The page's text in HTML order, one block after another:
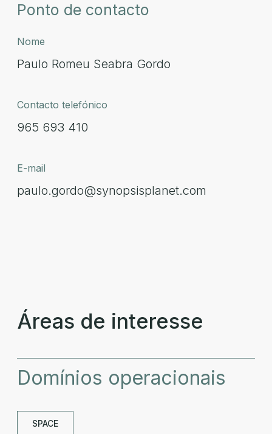
Ponto de contacto
Nome
Paulo Romeu Seabra Gordo
Contacto telefónico
965 693 410
E-mail
paulo.gordo@synopsisplanet.com
Áreas de interesse
Domínios operacionais
SPACE